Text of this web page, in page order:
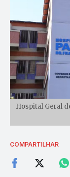
Hospital Geral
COMPARTILHAR